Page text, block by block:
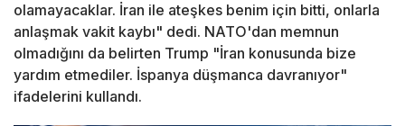
olamayacaklar. İran ile ateşkes benim için bitti, onlarla
anlaşmak vakit kaybı" dedi. NATO'dan memnun
olmadığını da belirten Trump "İran konusunda bize
yardım etmediler. İspanya düşmanca davranıyor"
ifadelerini kullandı.